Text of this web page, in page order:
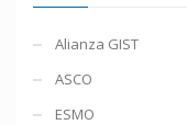
Alianza GIST
ASCO
ESMO